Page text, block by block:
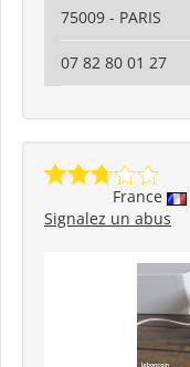
75009 - PARIS
07 82 80 01 27
France
Signalez un abus